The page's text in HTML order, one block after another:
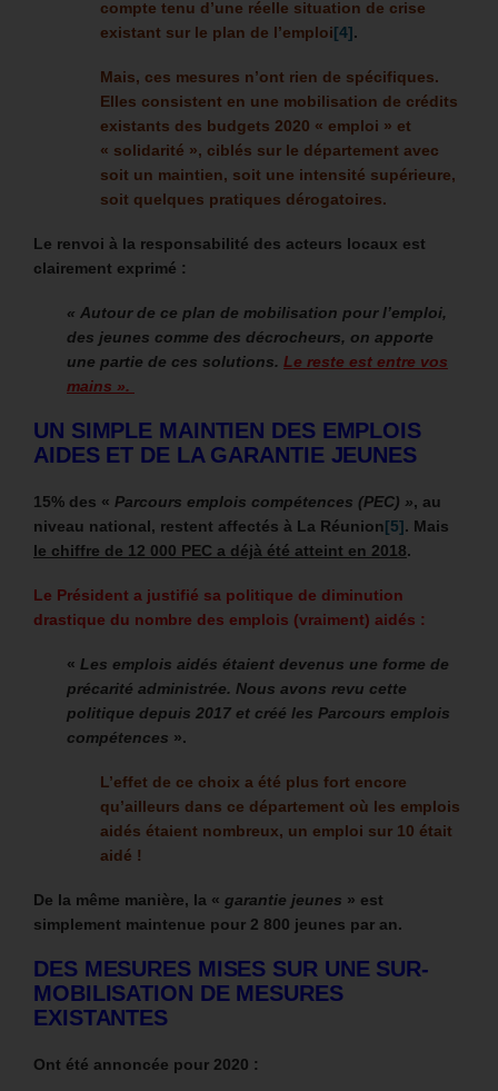
compte tenu d’une réelle situation de crise
existant sur le plan de l’emploi[4].
Mais, ces mesures n’ont rien de spécifiques.
Elles consistent en une mobilisation de crédits
existants des budgets 2020 « emploi » et
« solidarité », ciblés sur le département avec
soit un maintien, soit une intensité supérieure,
soit quelques pratiques dérogatoires.
Le renvoi à la responsabilité des acteurs locaux est
clairement exprimé :
« Autour de ce plan de mobilisation pour l’emploi,
des jeunes comme des décrocheurs, on apporte
une partie de ces solutions. Le reste est entre vos
mains ».
UN SIMPLE MAINTIEN DES EMPLOIS
AIDES ET DE LA GARANTIE JEUNES
15% des « Parcours emplois compétences (PEC) », au
niveau national, restent affectés à La Réunion[5]. Mais
le chiffre de 12 000 PEC a déjà été atteint en 2018.
Le Président a justifié sa politique de diminution
drastique du nombre des emplois (vraiment) aidés :
« Les emplois aidés étaient devenus une forme de
précarité administrée. Nous avons revu cette
politique depuis 2017 et créé les Parcours emplois
compétences ».
L’effet de ce choix a été plus fort encore
qu’ailleurs dans ce département où les emplois
aidés étaient nombreux, un emploi sur 10 était
aidé !
De la même manière, la « garantie jeunes » est
simplement maintenue pour 2 800 jeunes par an.
DES MESURES MISES SUR UNE SUR-
MOBILISATION DE MESURES
EXISTANTES
Ont été annoncée pour 2020 :